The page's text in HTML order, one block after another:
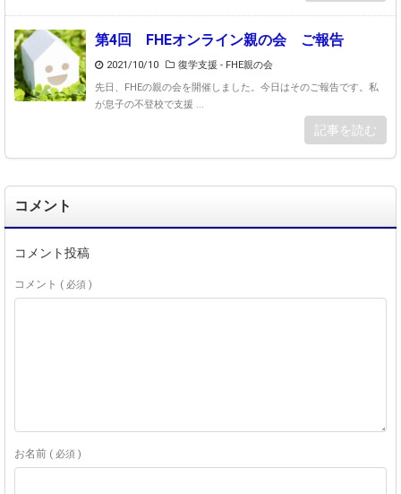
第4回 FHEオンライン親の会 ご報告
2021/10/10
復学支援 - FHE親の会
先日、FHEの親の会を開催しました。今日はそのご報告です。私
が息子の不登校で支援 ...
記事を読む
コメント
コメント投稿
コメント ( 必須 )
お名前 ( 必須 )